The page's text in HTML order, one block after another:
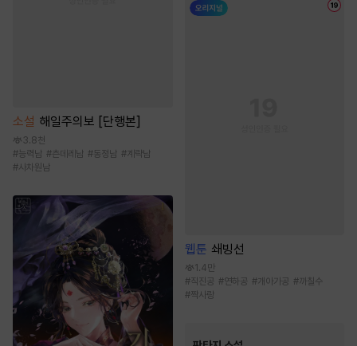
소설 해일주의보 [단행본]
3.8천
#능력남 #츤데레남 #동정남 # 계략남
#사차원남
웹툰 쇄빙선
1.4만
#직진공 #연하공 #개아가공 #까칠수
#짝사랑